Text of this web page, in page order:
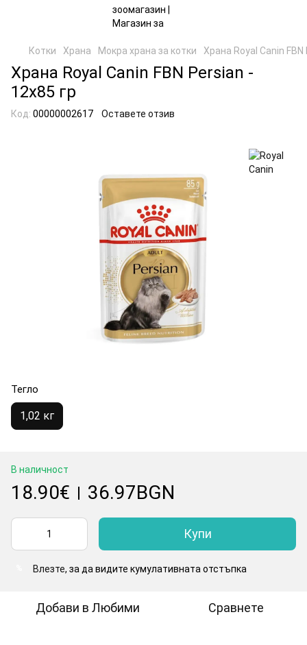
Котки Храна Мокра храна за котки Храна Royal Canin
Храна Royal Canin FBN Persian -
12х85 гр
Код: 00000002617 Оставете отзив
Тегло
1,02 кг
В наличност
18.90€ | 36.97BGN
Купи
Влезте, за да видите кумулативната отстъпка
Добави в Любими Сравнете